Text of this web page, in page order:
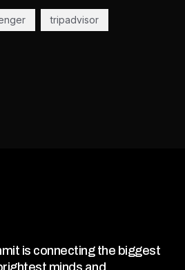
tripadvisor
is connecting the biggest